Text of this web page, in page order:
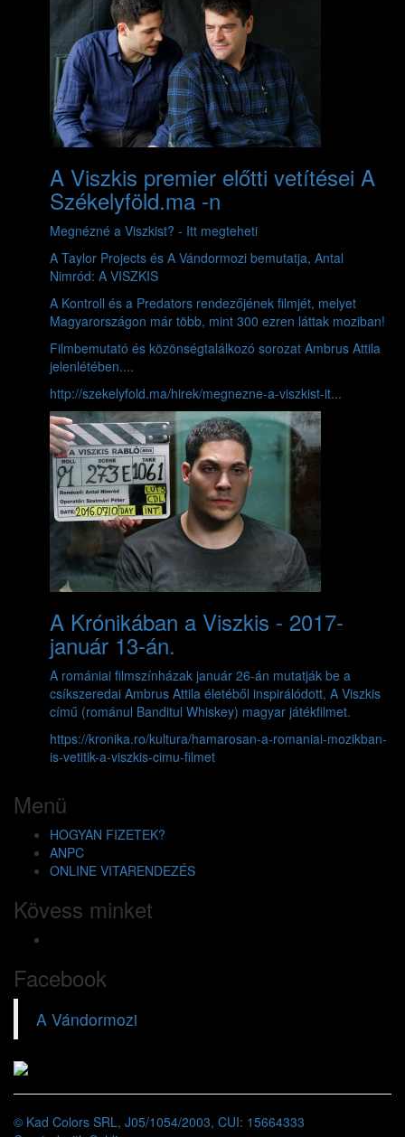
A Viszkis premier előtti vetítései A
Székelyföld.ma -n
Megnézné a Viszkist? - Itt megteheti
A Taylor Projects és A Vándormozi bemutatja, Antal
Nimród: A VISZKIS
A Kontroll és a Predators rendezőjének filmjét, melyet
Magyarországon már több, mint 300 ezren láttak moziban!
Filmbemutató és közönségtalálkozó sorozat Ambrus Attila
jelenlétében....
http://szekelyfold.ma/hirek/megnezne-a-viszkist-it...
A Krónikában a Viszkis - 2017-
január 13-án.
A romániai filmszínházak január 26-án mutatják be a
csíkszeredai Ambrus Attila életéből inspirálódott, A Viszkis
című (románul Banditul Whiskey) magyar játékfilmet.
https://kronika.ro/kultura/hamarosan-a-romaniai-mozikban-
is-vetitik-a-viszkis-cimu-filmet
Menü
HOGYAN FIZETEK?
ANPC
ONLINE VITARENDEZÉS
Kövess minket
Facebook
A Vándormozi
© Kad Colors SRL, J05/1054/2003, CUI: 15664333